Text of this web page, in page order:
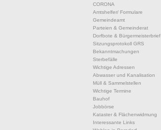
CORONA
Amtshelfer/ Formulare
Gemeindeamt
Parteien & Gemeinderat
Dorfbote & Bürgermeisterbrief
Sitzungsprotokoll GRS
Bekanntmachungen
Sterbefälle
Wichtige Adressen
Abwasser und Kanalisation
Müll & Sammelstellen
Wichtige Termine
Bauhof
Jobbörse
Kataster & Flächenwidmung
Interessante Links